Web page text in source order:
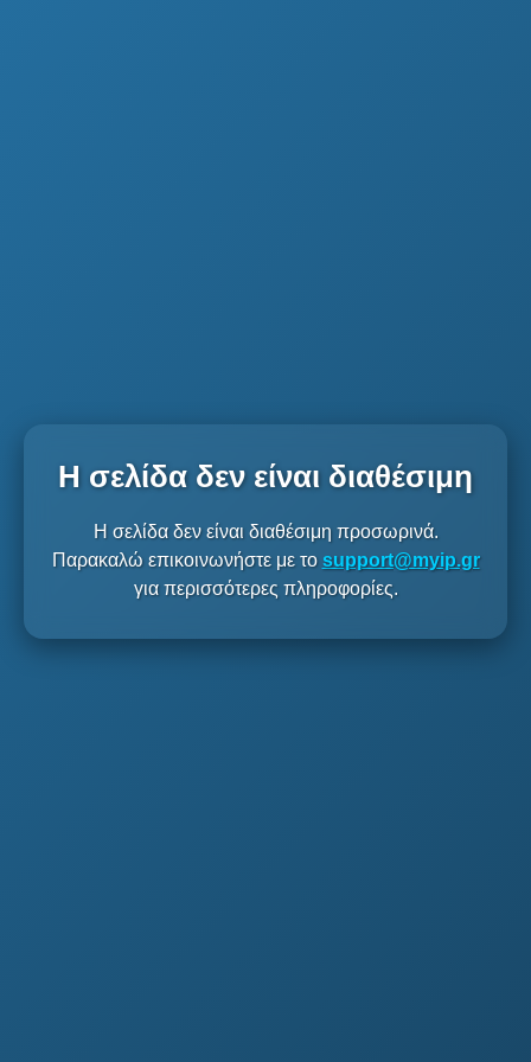
Η σελίδα δεν είναι διαθέσιμη
Η σελίδα δεν είναι διαθέσιμη προσωρινά.
Παρακαλώ επικοινωνήστε με το support@myip.gr
για περισσότερες πληροφορίες.